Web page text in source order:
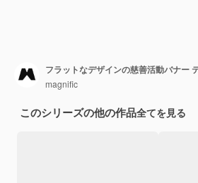
フラットなデザインの慈善活動バナー
magnific
このシリーズの他の作品全てを見る